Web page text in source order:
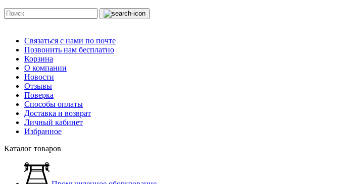
Связаться с нами по почте
Позвонить нам бесплатно
Корзина
О компании
Новости
Отзывы
Поверка
Способы оплаты
Доставка и возврат
Личный кабинет
Избранное
Каталог товаров